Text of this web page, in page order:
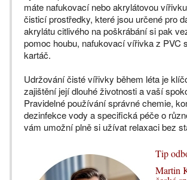
máte nafukovací nebo akrylátovou
čisticí prostředky, které jsou určené pro
akrylátu citlivého na poškrábání si pak
pomoc houbu, nafukovací vířivka z PVC
kartáč.
Udržování čisté vířivky během léta je
zajištění její dlouhé životnosti a vaší
Pravidelné používání správné chemie,
dezinfekce vody a specifická péče o
vám umožní plně si užívat relaxaci bez
Tip
Martin